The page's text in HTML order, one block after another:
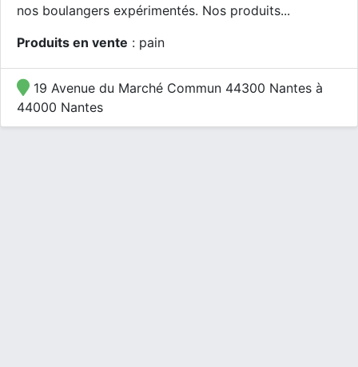
nos boulangers expérimentés. Nos produits...
Produits en vente : pain
19 Avenue du Marché Commun 44300 Nantes à
44000 Nantes